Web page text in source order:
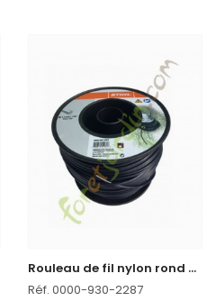
R
ouleau de fil nylon rond 3.3 mm x 137 m STIHL
Réf. 0000-930-2287